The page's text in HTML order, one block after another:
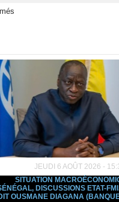
JEUDI 6 AOÛT 2026 -
SITUATION
DISCUSSIONS ETAT-
OUSMANE DIAGANA